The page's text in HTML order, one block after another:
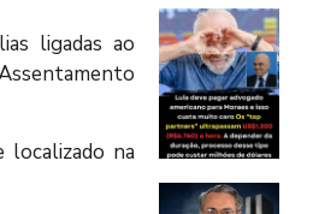
ligadas ao
na